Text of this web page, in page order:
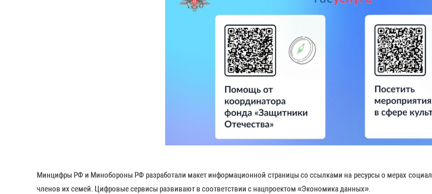
Минцифры РФ и Минобороны РФ разработали макет информационной страницы со ссылками на ресурсы о мерах
членов их семей. Цифровые сервисы развивают в соответствии с нацпроектом «Экономика данных».